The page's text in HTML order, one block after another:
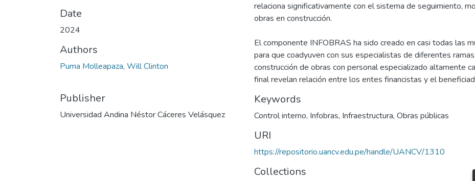
Date
2024
Authors
Puma Molleapaza, Will Clinton
Publisher
Universidad Andina Néstor Cáceres Velásquez
relaciona significativamente con el sistema de seguimiento,
obras en construcción.
El componente INFOBRAS ha sido creado en casi todas las
para que coadyuven con sus especialistas de diferentes
construcción de obras con personal especializado altamente
final revelan relación entre los entes financistas y el
Keywords
Control interno, Infobras, Infraestructura, Obras públicas
URI
https://repositorio.uancv.edu.pe/handle/UANCV/1310
Collections